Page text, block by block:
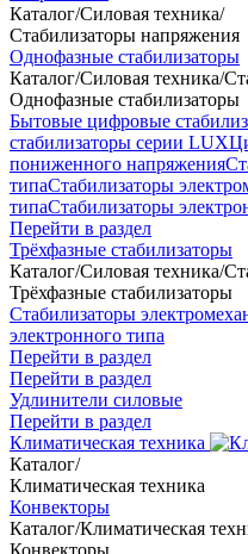
Каталог/Силовая техника/
Стабилизаторы напряжения
Однофазные стабилизаторы
Каталог/Силовая техника/
Однофазные стабилизаторы
Бытовые цифровые
стабилизаторы серии LUX
пониженного напряжения
типаСтабилизаторы
типаСтабилизаторы
Перейти в раздел
Трёхфазные стабилизаторы
Каталог/Силовая техника/
Трёхфазные стабилизаторы
Стабилизаторы
электронного типа
Перейти в раздел
Перейти в раздел
Удлинители силовые
Перейти в раздел
Климатическая техника
Каталог/
Климатическая техника
Конвекторы
Каталог/Климатическая
Конвекторы